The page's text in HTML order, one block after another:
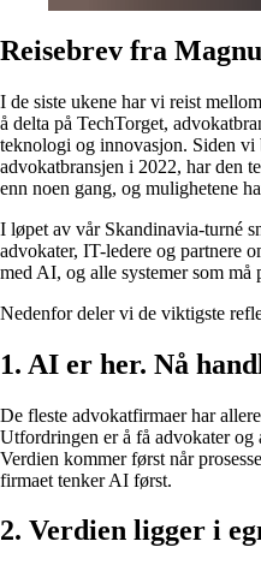
Reisebrev fra
I de siste ukene har vi reist
å delta på TechTorget,
teknologi og innovasjon. Siden vi
advokatbransjen i 2022, har den
enn noen gang, og mulighetene
I løpet av vår Skandinavia-turné
advokater, IT-ledere og partnere
med AI, og alle systemer som må
Nedenfor deler vi de viktigste
1. AI er her. Nå
De fleste advokatfirmaer har
Utfordringen er å få advokater og
Verdien kommer først når
firmaet tenker AI først.
2. Verdien ligger i